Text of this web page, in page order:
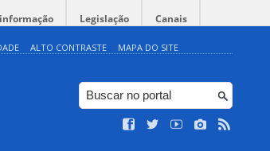
Legislação Canais
ALTO CONTRASTE MAPA DO SITE